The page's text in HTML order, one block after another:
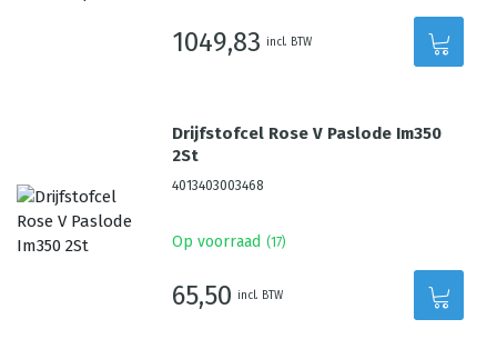
1049,83 incl. BTW
Drijfstofcel Rose V Paslode Im350
2St
4013403003468
Op voorraad (17)
65,50 incl. BTW